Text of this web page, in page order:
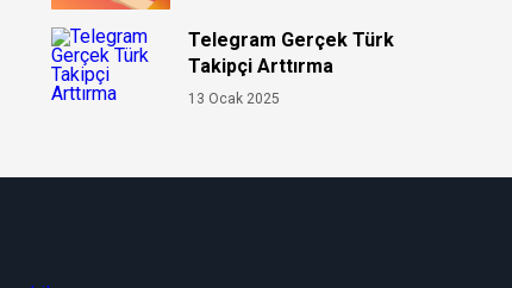
Telegram Gerçek Türk
Takipçi Arttırma
13 Ocak 2025